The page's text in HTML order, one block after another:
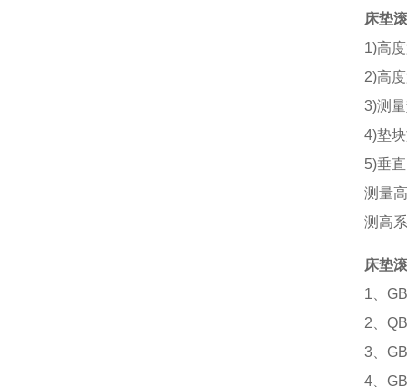
床垫
1)高
2)高
3)测
4)垫
5)垂
测量
测高
床垫
1、
2、
3、
4、